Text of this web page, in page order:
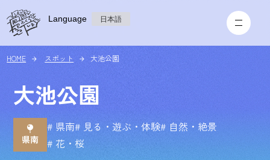
Language 日本語
HOME スポット 大池公園
大池公園
# 県南# 見る・遊ぶ・体験# 自然・絶景
# 花・桜